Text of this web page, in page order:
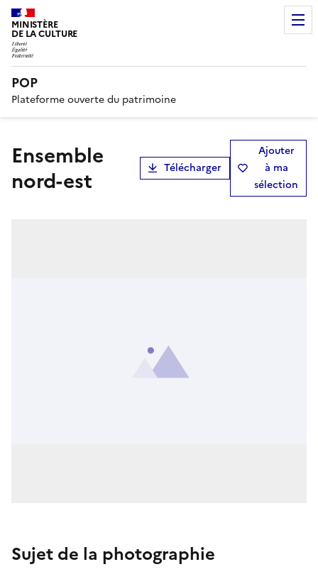
MINISTÈRE
DE LA CULTURE
POP
Plateforme ouverte du patrimoine
Ensemble
nord-est
Télécharger
Ajouter
à ma
sélection
Sujet de la photographie